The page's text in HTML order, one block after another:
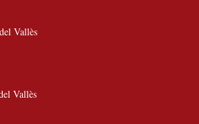
Vallès
Vallès